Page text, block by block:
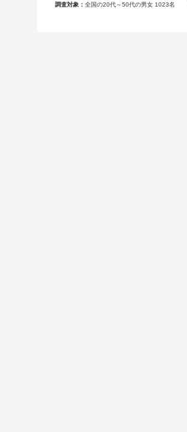
調査対象
全国の20代～50代の男女 1023名